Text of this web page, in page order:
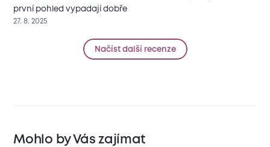
první pohled vypadají dobře
27. 8. 2025
Načíst další recenze
Mohlo by Vás zajímat